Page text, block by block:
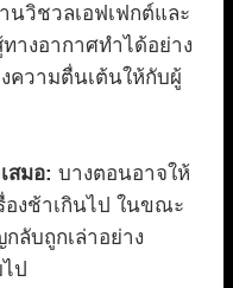
นวิชวลเอฟเฟกต์และ
างอากาศทำได้อย่าง
ความตื่นเต้นให้กับผู้
สมอ: บางตอนอาจให้
องช้าเกินไป ในขณะ
ลับถูกเล่าอย่าง
ป